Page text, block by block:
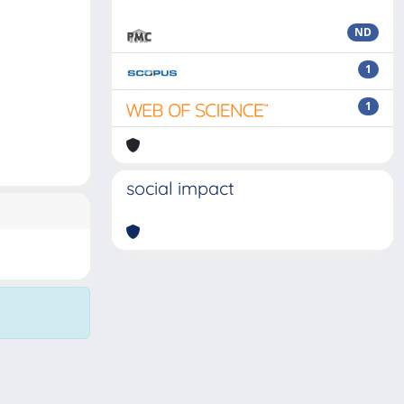
ND
1
1
social impact